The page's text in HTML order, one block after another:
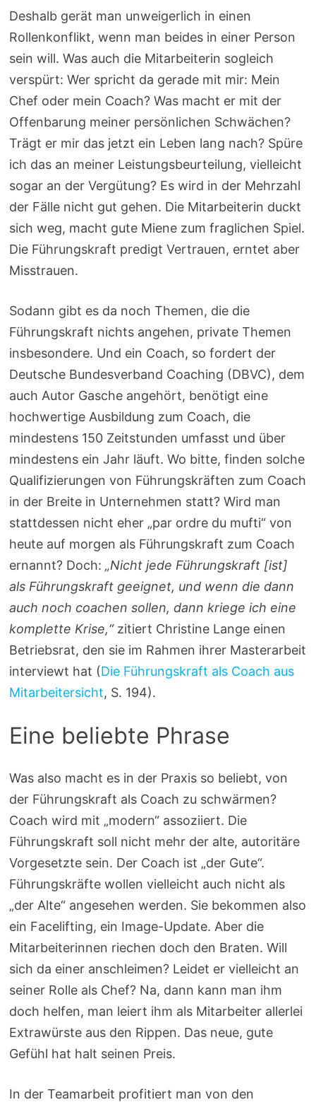
Deshalb gerät man unweigerlich in einen
Rollenkonflikt, wenn man beides in einer Person
sein will. Was auch die Mitarbeiterin sogleich
verspürt: Wer spricht da gerade mit mir: Mein
Chef oder mein Coach? Was macht er mit der
Offenbarung meiner persönlichen Schwächen?
Trägt er mir das jetzt ein Leben lang nach? Spüre
ich das an meiner Leistungsbeurteilung, vielleicht
sogar an der Vergütung? Es wird in der Mehrzahl
der Fälle nicht gut gehen. Die Mitarbeiterin duckt
sich weg, macht gute Miene zum fraglichen Spiel.
Die Führungskraft predigt Vertrauen, erntet aber
Misstrauen.
Sodann gibt es da noch Themen, die die
Führungskraft nichts angehen, private Themen
insbesondere. Und ein Coach, so fordert der
Deutsche Bundesverband Coaching (DBVC), dem
auch Autor Gasche angehört, benötigt eine
hochwertige Ausbildung zum Coach, die
mindestens 150 Zeitstunden umfasst und über
mindestens ein Jahr läuft. Wo bitte, finden solche
Qualifizierungen von Führungskräften zum Coach
in der Breite in Unternehmen statt? Wird man
stattdessen nicht eher „par ordre du mufti“ von
heute auf morgen als Führungskraft zum Coach
ernannt? Doch:„Nicht jede Führungskraft [ist]
als Führungskraft geeignet, und wenn die dann
auch noch coachen sollen, dann kriege ich eine
komplette Krise,“zitiert Christine Lange einen
Betriebsrat, den sie im Rahmen ihrer Masterarbeit
interviewt hat (Die Führungskraft als Coach aus
Mitarbeitersicht, S. 194).
Eine beliebte Phrase
Was also macht es in der Praxis so beliebt, von
der Führungskraft als Coach zu schwärmen?
Coach wird mit „modern“ assoziiert. Die
Führungskraft soll nicht mehr der alte, autoritäre
Vorgesetzte sein. Der Coach ist „der Gute“.
Führungskräfte wollen vielleicht auch nicht als
„der Alte“ angesehen werden. Sie bekommen also
ein Facelifting, ein Image-Update. Aber die
Mitarbeiterinnen riechen doch den Braten. Will
sich da einer anschleimen? Leidet er vielleicht an
seiner Rolle als Chef? Na, dann kann man ihm
doch helfen, man leiert ihm als Mitarbeiter allerlei
Extrawürste aus den Rippen. Das neue, gute
Gefühl hat halt seinen Preis.
In der Teamarbeit profitiert man von den